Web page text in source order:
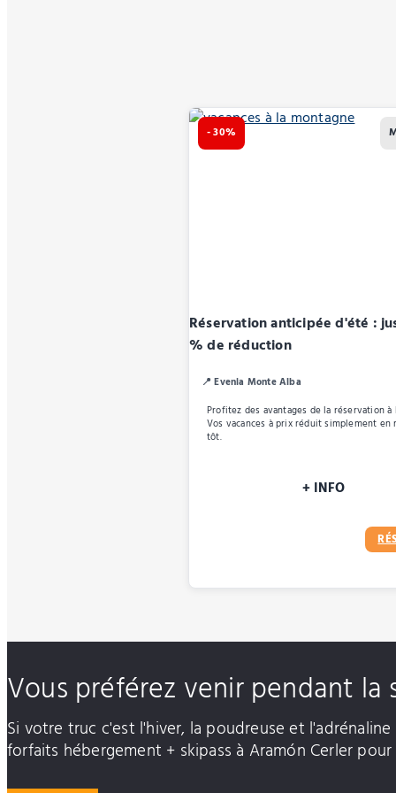
- 30%
Réservation anticipée d'été :
% de réduction
📍 Evenia Monte Alba
Profitez des avantages de la réservation à
Vos vacances à prix réduit simplement en
tôt.
+ INFO
Vous préférez venir pendant la
Si votre truc c'est l'hiver, la poudreuse et
forfaits hébergement + skipass à Aramón Cerler